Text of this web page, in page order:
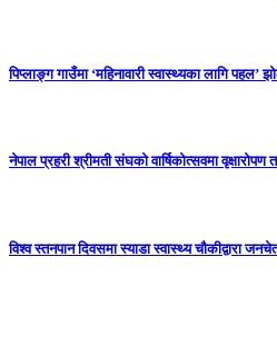
पिप्लाङ्ग गाउँमा ‘महिनावारी स्वास्थ्यका लागि पहल’
नेपाल प्रहरी श्रीमती संघको वार्षिकोत्सवमा
विश्व स्तनपान दिवसमा स्याडा स्वास्थ्य चौकीद्वारा